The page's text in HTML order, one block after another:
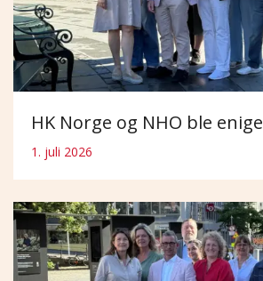
HK Norge og NHO ble enige
1. juli 2026